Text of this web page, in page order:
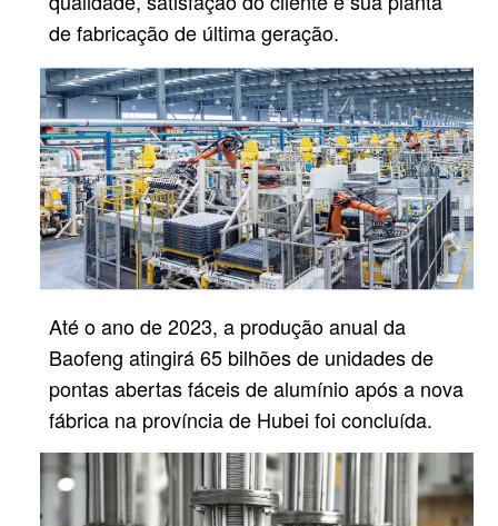
de fabricação de última geração.
Até o ano de 2023, a produção anual da
Baofeng atingirá 65 bilhões de unidades de
pontas abertas fáceis de alumínio apósa nova
fábrica na província de Hubei foi concluída.